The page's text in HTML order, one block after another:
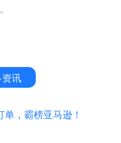
略正稳步推进。据财
实现营业收入15.40
。
场，上半年增速达
（不含中国）营收4.
讯
，霸榜亚马逊！